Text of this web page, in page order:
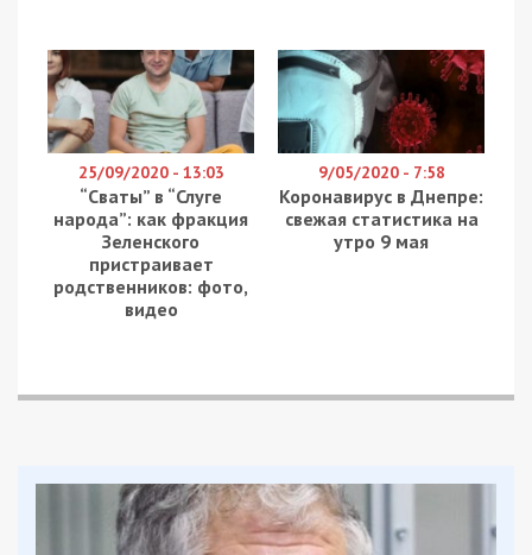
25/09/2020 - 13:03
“Сваты” в “Слуге
народа”: как фракция
Зеленского
пристраивает
родственников: фото,
видео
9/05/2020 - 7:58
Коронавирус в Днепре:
свежая статистика на
утро 9 мая